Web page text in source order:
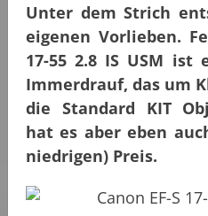
Unter dem Strich
eigenen Vorlieben.
17-55 2.8 IS USM
Immerdrauf, das um
die Standard KIT
hat es aber eben
niedrigen) Preis.